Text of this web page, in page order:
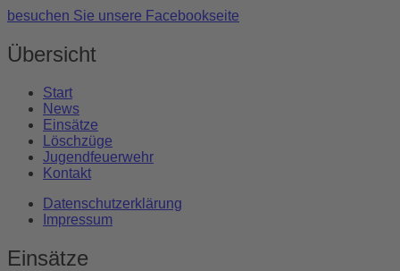
besuchen Sie unsere Facebookseite
Übersicht
Start
News
Einsätze
Löschzüge
Jugendfeuerwehr
Kontakt
Datenschutzerklärung
Impressum
Einsätze